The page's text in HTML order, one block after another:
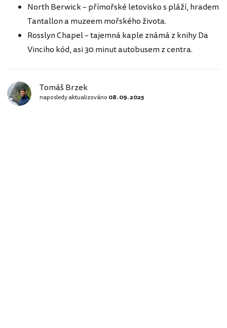
North Berwick – přímořské letovisko s pláží, hradem
Tantallon a muzeem mořského života.
Rosslyn Chapel – tajemná kaple známá z knihy Da
Vinciho kód, asi 30 minut autobusem z centra.
Tomáš Brzek
naposledy aktualizováno 08. 09. 2025